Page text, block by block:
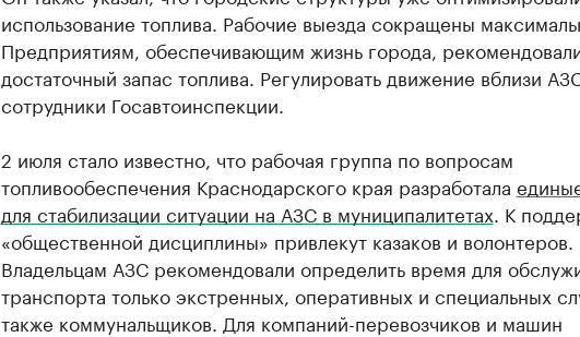
использование топлива. Рабочие выезда сокращены
Предприятиям, обеспечивающим жизнь города,
достаточный запас топлива. Регулировать движение вблизи
сотрудники Госавтоинспекции.
2 июля стало известно, что рабочая группа по вопросам
топливообеспечения Краснодарского края разработала
для стабилизации ситуации на АЗС в муниципалитетах . К
«общественной дисциплины» привлекут казаков и волонтеров.
Владельцам АЗС рекомендовали определить время для
транспорта только экстренных, оперативных и специальных
также коммунальщиков. Для компаний-перевозчиков и машин